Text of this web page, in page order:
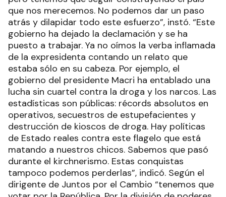
que nos merecemos. No podemos dar un paso
atrás y dilapidar todo este esfuerzo”, instó. “Este
gobierno ha dejado la declamación y se ha
puesto a trabajar. Ya no oímos la verba inflamada
de la expresidenta contando un relato que
estaba sólo en su cabeza. Por ejemplo, el
gobierno del presidente Macri ha entablado una
lucha sin cuartel contra la droga y los narcos. Las
estadísticas son públicas: récords absolutos en
operativos, secuestros de estupefacientes y
destrucción de kioscos de droga. Hay políticas
de Estado reales contra este flagelo que está
matando a nuestros chicos. Sabemos que pasó
durante el kirchnerismo. Estas conquistas
tampoco podemos perderlas”, indicó. Según el
dirigente de Juntos por el Cambio “tenemos que